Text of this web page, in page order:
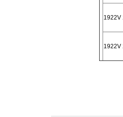
1922V
1922V